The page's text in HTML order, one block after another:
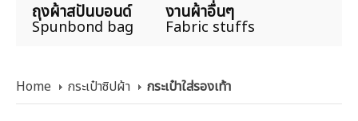
ถุงผ้าสปันบอนด์
Spunbond bag
งานผ้าอื่นๆ
Fabric stuffs
Home กระเป๋าซิปผ้า กระเป๋าใส่รองเท้า